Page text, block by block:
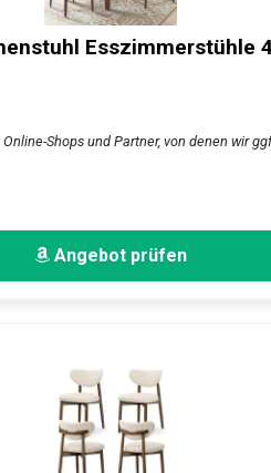
Esszimmerstühle
Shops und Partner, von denen wir
Angebot prüfen